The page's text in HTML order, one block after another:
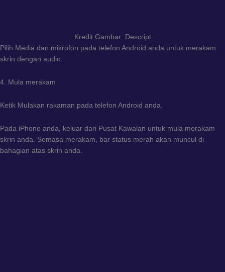
Kredit Gambar: Descript
Pilih Media dan mikrofon pada telefon Android anda untuk merakam
skrin dengan audio.
4. Mula merakam
Ketik Mulakan rakaman pada telefon Android anda.
Pada iPhone anda, keluar dari Pusat Kawalan untuk mula merakam
skrin anda. Semasa merakam, bar status merah akan muncul di
bahagian atas skrin anda.